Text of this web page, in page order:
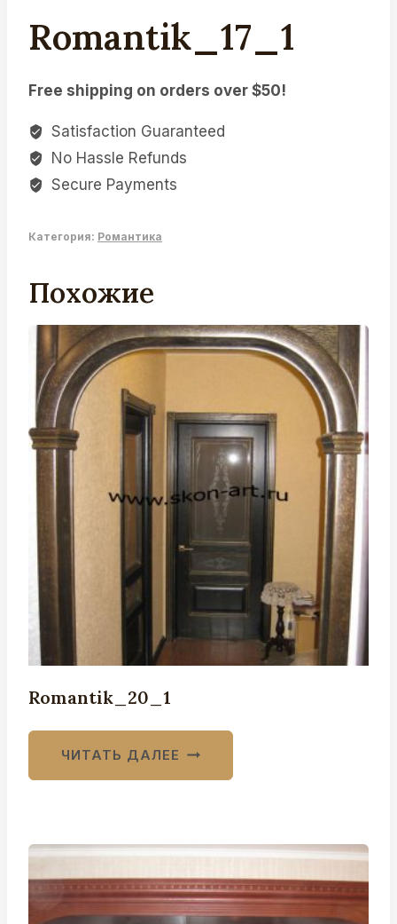
Romantik_17_1
Free shipping on orders over $50!
Satisfaction Guaranteed
No Hassle Refunds
Secure Payments
Категория: Романтика
Похожие
Romantik_20_1
ЧИТАТЬ ДАЛЕЕ